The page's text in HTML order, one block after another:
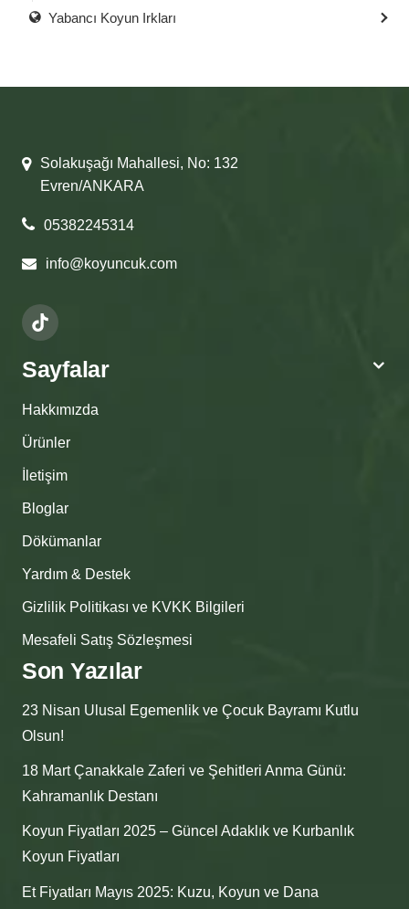
Yabancı Koyun Irkları
Solakuşağı Mahallesi, No: 132
Evren/ANKARA
05382245314
info@koyuncuk.com
Sayfalar
Hakkımızda
Ürünler
İletişim
Bloglar
Dökümanlar
Yardım & Destek
Gizlilik Politikası ve KVKK Bilgileri
Mesafeli Satış Sözleşmesi
Son Yazılar
23 Nisan Ulusal Egemenlik ve Çocuk Bayramı Kutlu
Olsun!
18 Mart Çanakkale Zaferi ve Şehitleri Anma Günü:
Kahramanlık Destanı
Koyun Fiyatları 2025 – Güncel Adaklık ve Kurbanlık
Koyun Fiyatları
Et Fiyatları Mayıs 2025: Kuzu, Koyun ve Dana